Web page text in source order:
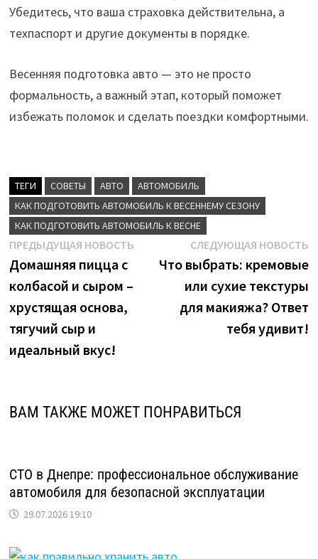
Убедитесь, что ваша страховка действительна, а
техпаспорт и другие документы в порядке.
Весенняя подготовка авто — это не просто
формальность, а важный этап, который поможет
избежать поломок и сделать поездки комфортными.
ТЕГИ CОВЕТЫ АВТО
АВТОМОБИЛЬ
КАК ПОДГОТОВИТЬ АВТОМОБИЛЬ К ВЕСЕННЕМУ СЕЗОНУ
КАК ПОДГОТОВИТЬ АВТОМОБИЛЬ К ВЕСНЕ
Навигация
по
записям
ПРЕДЫДУЩАЯ НОВОСТЬПредыдущая
новость:
Домашняя пицца с
колбасой и сыром –
хрустящая основа,
тягучий сыр и
идеальный вкус!
СЛЕДУЮЩАЯ НОВОСТЬ
Что выбрать: кремовые
или сухие текстуры
для макияжа? Ответ
тебя удивит!
ВАМ ТАКЖЕ МОЖЕТ ПОНРАВИТЬСЯ
СТО в Днепре: профессиональное обслуживание
автомобиля для безопасной эксплуатации
29.07.2026 19:10